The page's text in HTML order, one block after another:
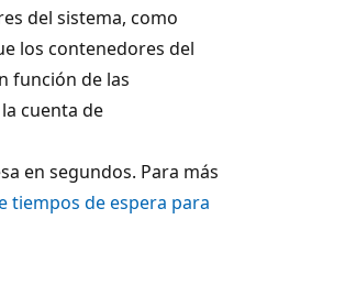
del sistema, como
los contenedores del
función de las
cuenta de
en segundos. Para más
tiempos de espera para